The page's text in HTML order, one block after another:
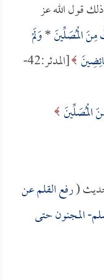
قول الله عز
مِنَ الْمُصَلِّينَ*وَلَمْ
[المدثر:42-
الْمُصَلِّينَ
(رفع القلم عن
المجنون حتى